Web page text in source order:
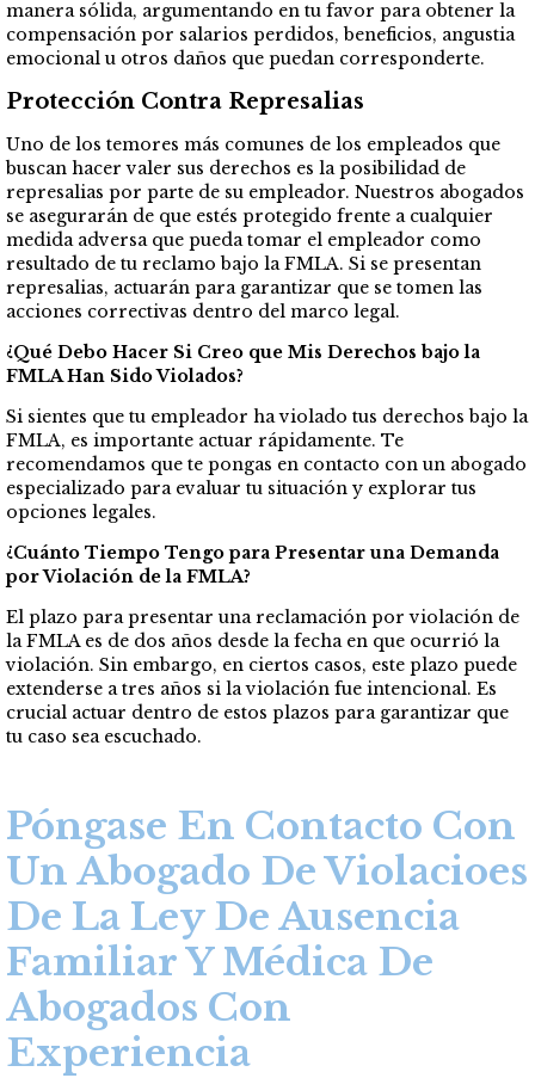
manera sólida, argumentando en tu favor para obtener la
compensación por salarios perdidos, beneficios, angustia
emocional u otros daños que puedan corresponderte.
Protección Contra Represalias
Uno de los temores más comunes de los empleados que
buscan hacer valer sus derechos es la posibilidad de
represalias por parte de su empleador. Nuestros abogados
se asegurarán de que estés protegido frente a cualquier
medida adversa que pueda tomar el empleador como
resultado de tu reclamo bajo la FMLA. Si se presentan
represalias, actuarán para garantizar que se tomen las
acciones correctivas dentro del marco legal.
¿Qué Debo Hacer Si Creo que Mis Derechos bajo la
FMLA Han Sido Violados?
Si sientes que tu empleador ha violado tus derechos bajo la
FMLA, es importante actuar rápidamente. Te
recomendamos que te pongas en contacto con un abogado
especializado para evaluar tu situación y explorar tus
opciones legales.
¿Cuánto Tiempo Tengo para Presentar una Demanda
por Violación de la FMLA?
El plazo para presentar una reclamación por violación de
la FMLA es de dos años desde la fecha en que ocurrió la
violación. Sin embargo, en ciertos casos, este plazo puede
extenderse a tres años si la violación fue intencional. Es
crucial actuar dentro de estos plazos para garantizar que
tu caso sea escuchado.
Póngase En Contacto Con
Un Abogado De Violacioes
De La Ley De Ausencia
Familiar Y Médica De
Abogados Con
Experiencia